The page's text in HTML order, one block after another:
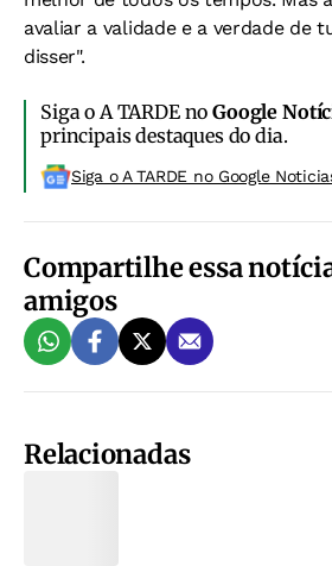
avaliar a validade e a verdade de
disser".
Siga o A TARDE noGoogle
principais destaques do dia.
Siga o A TARDE no Google
Compartilhe essa
amigos
Relacionadas